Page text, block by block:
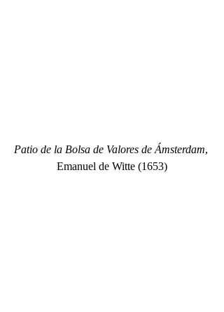
Patio de la Bolsa de Valores de Ámsterdam,
Emanuel de Witte (1653)